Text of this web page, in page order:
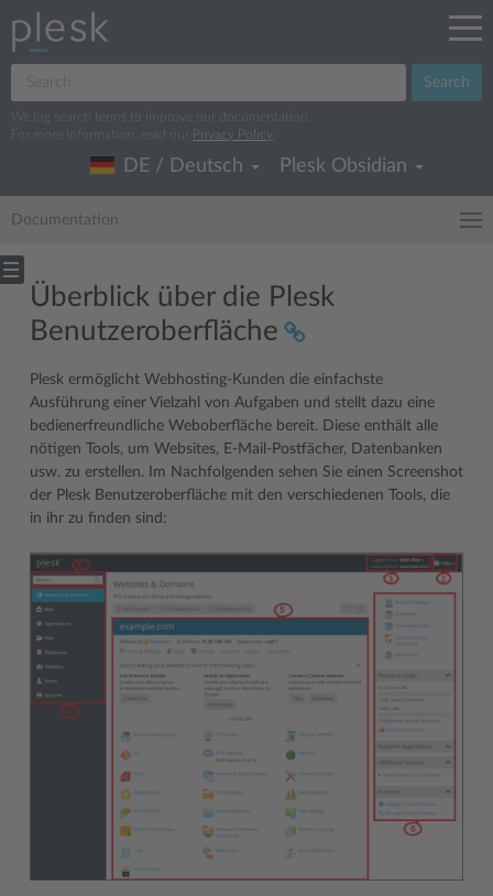
Search
We log search terms to improve our documentation.
For more information, read our
Privacy Policy
DE / Deutsch Plesk Obsidian
Documentation
Überblick über die Plesk
Benutzeroberfläche
Plesk ermöglicht Webhosting-Kunden die einfachste
Ausführung einer Vielzahl von Aufgaben und stellt dazu eine
bedienerfreundliche Weboberfläche bereit. Diese enthält alle
nötigen Tools, um Websites, E-Mail-Postfächer, Datenbanken
usw. zu erstellen. Im Nachfolgenden sehen Sie einen Screenshot
der Plesk Benutzeroberfläche mit den verschiedenen Tools, die
in ihr zu finden sind: